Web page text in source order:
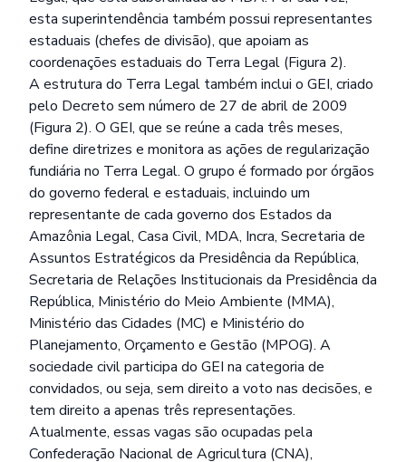
esta superintendência também possui representantes
estaduais (chefes de divisão), que apoiam as
coordenações estaduais do Terra Legal (Figura 2).
A estrutura do Terra Legal também inclui o GEI, criado
pelo Decreto sem número de 27 de abril de 2009
(Figura 2). O GEI, que se reúne a cada três meses,
define diretrizes e monitora as ações de regularização
fundiária no Terra Legal. O grupo é formado por órgãos
do governo federal e estaduais, incluindo um
representante de cada governo dos Estados da
Amazônia Legal, Casa Civil, MDA, Incra, Secretaria de
Assuntos Estratégicos da Presidência da República,
Secretaria de Relações Institucionais da Presidência da
República, Ministério do Meio Ambiente (MMA),
Ministério das Cidades (MC) e Ministério do
Planejamento, Orçamento e Gestão (MPOG). A
sociedade civil participa do GEI na categoria de
convidados, ou seja, sem direito a voto nas decisões, e
tem direito a apenas três representações.
Atualmente, essas vagas são ocupadas pela
Confederação Nacional de Agricultura (CNA),